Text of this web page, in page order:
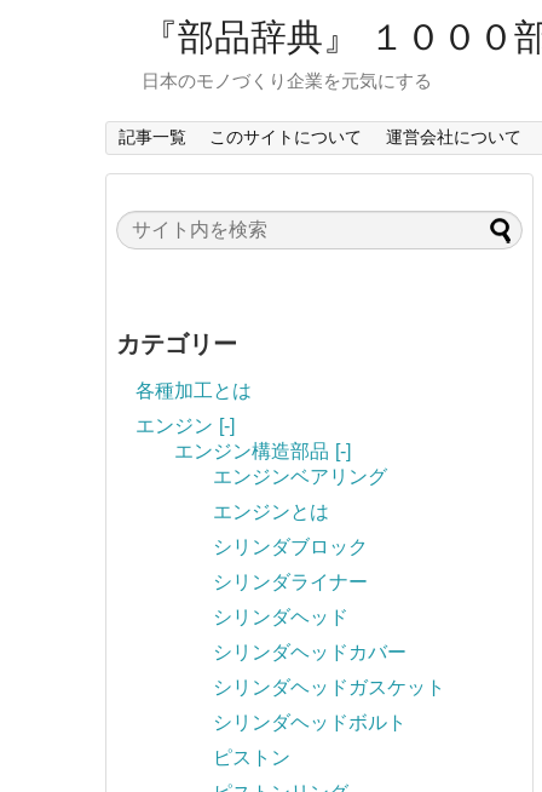
『部品辞典』 １００
日本のモノづくり企業を元気にする
記事一覧 このサイトについて 運営会社について
カテゴリー
各種加工とは
エンジン [-]
エンジン構造部品 [-]
エンジンベアリング
エンジンとは
シリンダブロック
シリンダライナー
シリンダヘッド
シリンダヘッドカバー
シリンダヘッドガスケット
シリンダヘッドボルト
ピストン